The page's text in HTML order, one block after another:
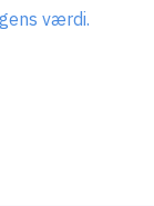
værdi.